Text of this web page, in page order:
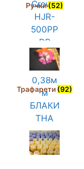
Ручки(52)
Трафарети (92)